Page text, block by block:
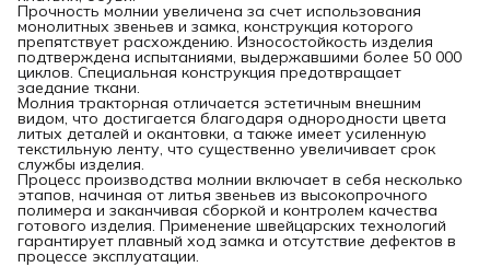
Прочность молнии увеличена за счет использования
монолитных звеньев и замка, конструкция которого
препятствует расхождению. Износостойкость изделия
подтверждена испытаниями, выдержавшими более 50 000
циклов. Специальная конструкция предотвращает
заедание ткани.
Молния тракторная отличается эстетичным внешним
видом, что достигается благодаря однородности цвета
литых деталей и окантовки, а также имеет усиленную
текстильную ленту, что существенно увеличивает срок
службы изделия.
Процесс производства молнии включает в себя несколько
этапов, начиная от литья звеньев из высокопрочного
полимера и заканчивая сборкой и контролем качества
готового изделия. Применение швейцарских технологий
гарантирует плавный ход замка и отсутствие дефектов в
процессе эксплуатации.